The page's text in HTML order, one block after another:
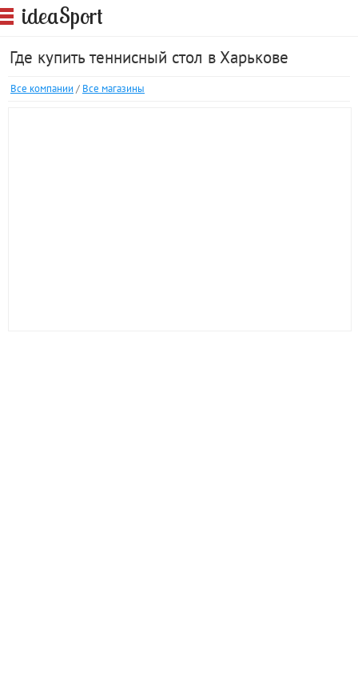
ideaSport
Где купить теннисный стол в Харькове
Все компании / Все магазины